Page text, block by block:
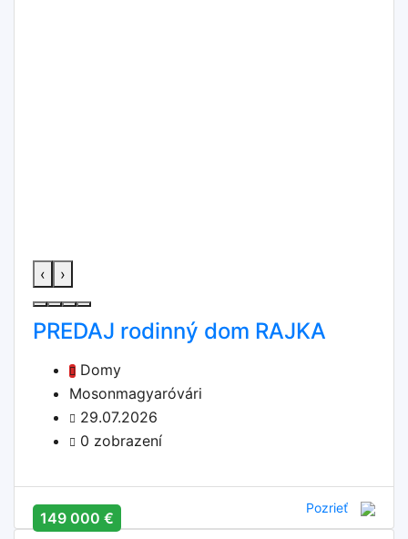
‹ ›
149 000 €
PREDAJ rodinný dom RAJKA
Domy
Mosonmagyaróvári
29.07.2026
0 zobrazení
Pozrieť